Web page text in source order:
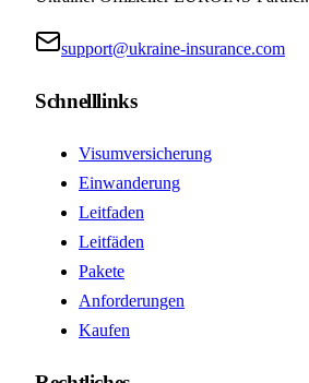
support@ukraine-insurance.com
Schnelllinks
Visumversicherung
Einwanderung
Leitfaden
Leitfäden
Pakete
Anforderungen
Kaufen